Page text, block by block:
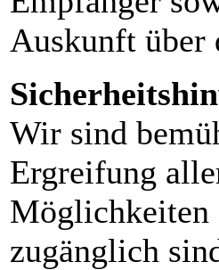
Auskunft über
Wir sind
Ergreifung
Möglichkeiten
zugänglich